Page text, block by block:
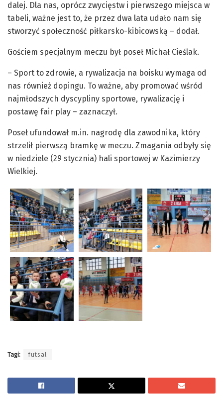
dalej. Dla nas, oprócz zwycięstw i pierwszego miejsca w
tabeli, ważne jest to, że przez dwa lata udało nam się
stworzyć społeczność piłkarsko-kibicowską – dodał.
Gościem specjalnym meczu był poseł Michał Cieślak.
– Sport to zdrowie, a rywalizacja na boisku wymaga od
nas również dopingu. To ważne, aby promować wśród
najmłodszych dyscypliny sportowe, rywalizację i
postawę fair play – zaznaczył.
Poseł ufundował m.in. nagrodę dla zawodnika, który
strzelił pierwszą bramkę w meczu. Zmagania odbyły się
w niedziele (29 stycznia) hali sportowej w Kazimierzy
Wielkiej.
Tagi: futsal